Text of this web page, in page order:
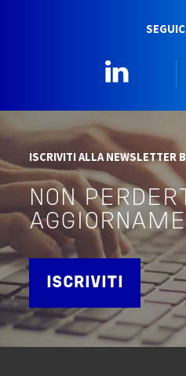
ISCRIVITI ALLA NEWSLETTER
NON
ISCRIVITI